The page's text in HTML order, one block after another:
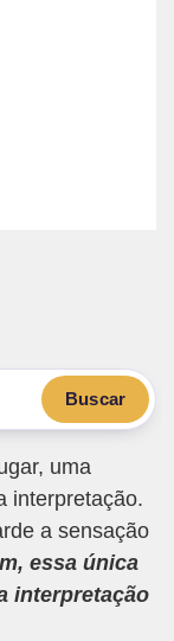
Buscar
uma
interpretação.
a sensação
essa única
interpretação